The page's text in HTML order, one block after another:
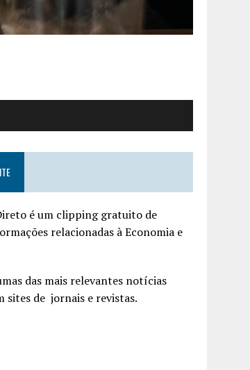
é um clipping gratuito de
relacionadas à Economia e
das mais relevantes notícias
sites de jornais e revistas.